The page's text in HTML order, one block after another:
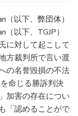
以下、弊団体）
以下、TGJP）
に対して起こして
方裁判所で言い渡
の名誉毀損の不法
命じる勝訴判決
加害の存在につい
「認めることがで